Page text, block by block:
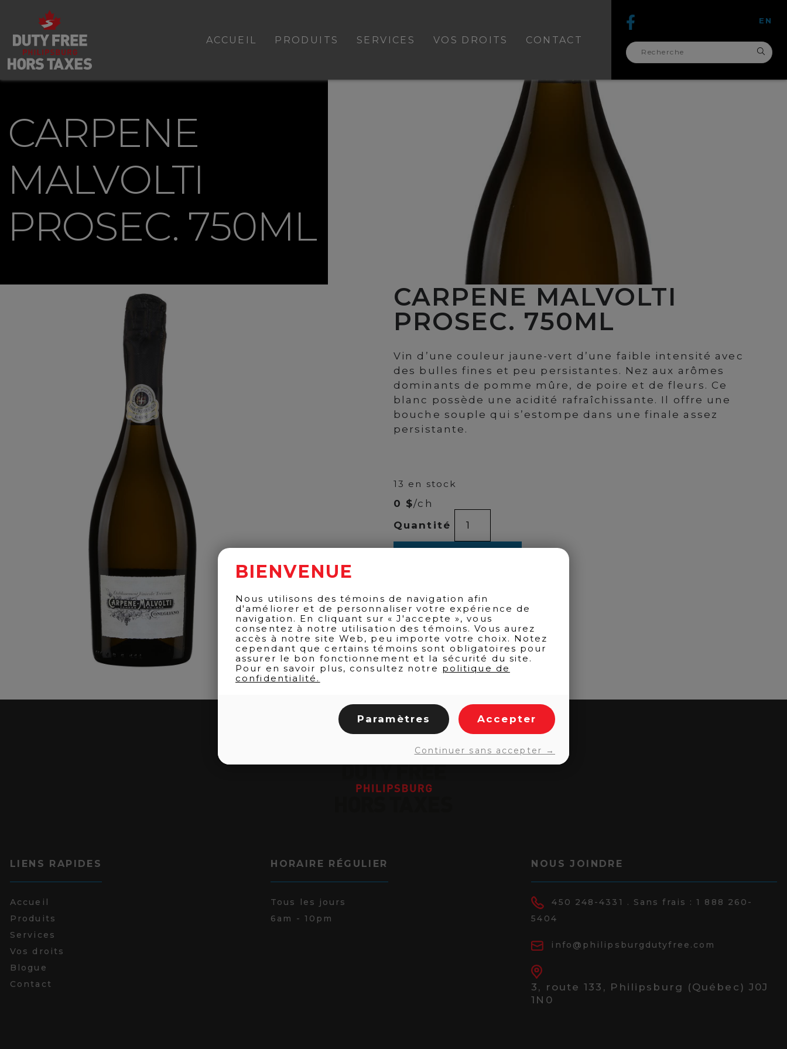
ACCUEIL PRODUITS SERVICES VOS DROITS CONTACT
EN
recherche
pour :
CARPENE
MALVOLTI
PROSEC. 750ML
CARPENE MALVOLTI
PROSEC. 750ML
Vin d’une couleur jaune-vert d’une faible intensité avec
des bulles fines et peu persistantes. Nez aux arômes
dominants de pomme mûre, de poire et de fleurs. Ce
blanc possède une acidité rafraîchissante. Il offre une
bouche souple qui s’estompe dans une finale assez
persistante.
13 en stock
0 $/ch
Quantité
de
MALVOLTI
RETOUR AUX PRODUITS
LIENS RAPIDES
Accueil
Produits
Services
Vos droits
Blogue
Contact
HORAIRE RÉGULIER
Tous les jours
6am - 10pm
NOUS JOINDRE
450 248-4331 . Sans frais :1 888 260-
5404
info@philipsburgdutyfree.com
3, route 133, Philipsburg (Québec) J0J
1N0
BIENVENUE
Nous utilisons des témoins de navigation afin
d'améliorer et de personnaliser votre expérience de
navigation. En cliquant sur « J'accepte », vous
consentez à notre utilisation des témoins. Vous aurez
accès à notre site Web, peu importe votre choix. Notez
cependant que certains témoins sont obligatoires pour
assurer le bon fonctionnement et la sécurité du site.
Pour en savoir plus, consultez notre politique de
confidentialité.
Paramètres Accepter
Continuer sans accepter →